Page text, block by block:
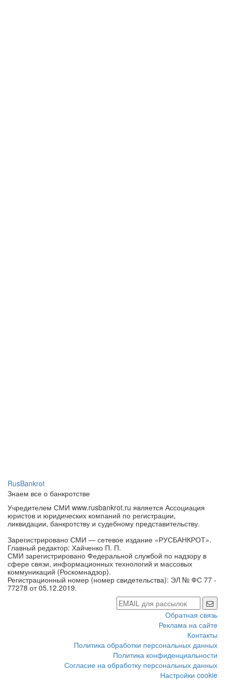
RusBankrot
Знаем все о банкротстве
Учредителем СМИ www.rusbankrot.ru является Ассоциация
юристов и юридических компаний по регистрации,
ликвидации, банкротству и судебному представительству.
Зарегистрировано СМИ — сетевое издание «РУСБАНКРОТ».
Главный редактор: Хайченко П. П.
СМИ зарегистрировано Федеральной службой по надзору в
сфере связи, информационных технологий и массовых
коммуникаций (Роскомнадзор).
Регистрационный номер (номер свидетельства): ЭЛ № ФС 77 -
77278 от 05.12.2019.
Обратная связь
Реклама на сайте
Контакты
Политика обработки персональных данных
Политика конфиденциальности
Согласие на обработку персональных данных
Настройки cookie